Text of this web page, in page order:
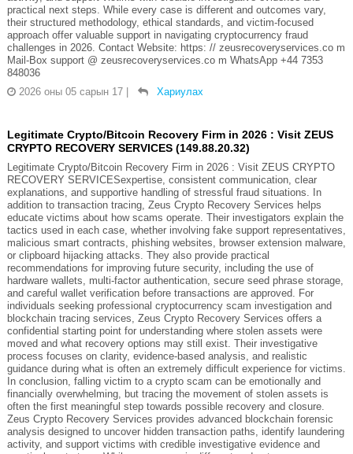
practical next steps. While every case is different and outcomes vary,
their structured methodology, ethical standards, and victim-focused
approach offer valuable support in navigating cryptocurrency fraud
challenges in 2026. Contact Website: https: // zeusrecoveryservices.co m
Mail-Box support @ zeusrecoveryservices.co m WhatsApp +44 7353
848036
2026 оны 05 сарын 17
Хариулах
Legitimate Crypto/Bitcoin Recovery Firm in 2026 : Visit ZEUS
CRYPTO RECOVERY SERVICES (149.88.20.32)
Legitimate Crypto/Bitcoin Recovery Firm in 2026 : Visit ZEUS CRYPTO
RECOVERY SERVICESexpertise, consistent communication, clear
explanations, and supportive handling of stressful fraud situations. In
addition to transaction tracing, Zeus Crypto Recovery Services helps
educate victims about how scams operate. Their investigators explain the
tactics used in each case, whether involving fake support representatives,
malicious smart contracts, phishing websites, browser extension malware,
or clipboard hijacking attacks. They also provide practical
recommendations for improving future security, including the use of
hardware wallets, multi-factor authentication, secure seed phrase storage,
and careful wallet verification before transactions are approved. For
individuals seeking professional cryptocurrency scam investigation and
blockchain tracing services, Zeus Crypto Recovery Services offers a
confidential starting point for understanding where stolen assets were
moved and what recovery options may still exist. Their investigative
process focuses on clarity, evidence-based analysis, and realistic
guidance during what is often an extremely difficult experience for victims.
In conclusion, falling victim to a crypto scam can be emotionally and
financially overwhelming, but tracing the movement of stolen assets is
often the first meaningful step towards possible recovery and closure.
Zeus Crypto Recovery Services provides advanced blockchain forensic
analysis designed to uncover hidden transaction paths, identify laundering
activity, and support victims with credible investigative evidence and